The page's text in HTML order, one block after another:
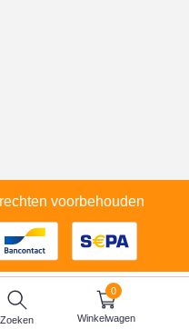
Zoeken Winkelwagen
0
voorbehouden